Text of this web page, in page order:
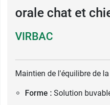
orale chat et
VIRBAC
Maintien de l'équilibre de
Forme : Solution